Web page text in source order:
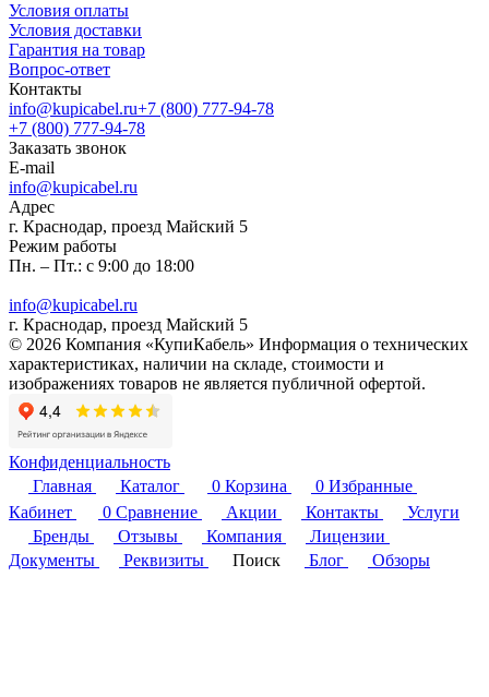
Условия оплаты
Условия доставки
Гарантия на товар
Вопрос-ответ
Контакты
info@kupicabel.ru+7 (800) 777-94-78
+7 (800) 777-94-78
Заказать звонок
E-mail
info@kupicabel.ru
Адрес
г. Краснодар, проезд Майский 5
Режим работы
Пн. – Пт.: с 9:00 до 18:00
info@kupicabel.ru
г. Краснодар, проезд Майский 5
© 2026 Компания «КупиКабель» Информация о технических
характеристиках, наличии на складе, стоимости и
изображениях товаров не является публичной офертой.
Конфиденциальность
Главная
Каталог 0 Корзина 0 Избранные
Кабинет
0 Сравнение Акции Контакты
Услуги
Бренды
Отзывы Компания
Лицензии
Документы
Реквизиты Поиск Блог Обзоры